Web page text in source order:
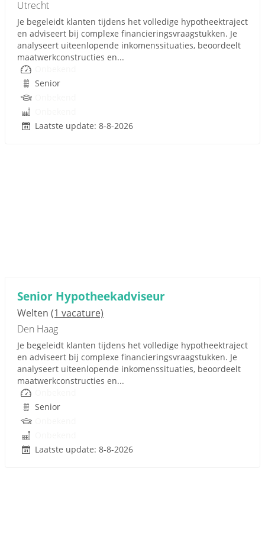
Utrecht
Je begeleidt klanten tijdens het volledige hypotheektraject
en adviseert bij complexe financieringsvraagstukken. Je
analyseert uiteenlopende inkomenssituaties, beoordeelt
maatwerkconstructies en...
Senior
Laatste update: 8-8-2026
Senior Hypotheekadviseur
Welten (1 vacature)
Den Haag
Je begeleidt klanten tijdens het volledige hypotheektraject
en adviseert bij complexe financieringsvraagstukken. Je
analyseert uiteenlopende inkomenssituaties, beoordeelt
maatwerkconstructies en...
Senior
Laatste update: 8-8-2026